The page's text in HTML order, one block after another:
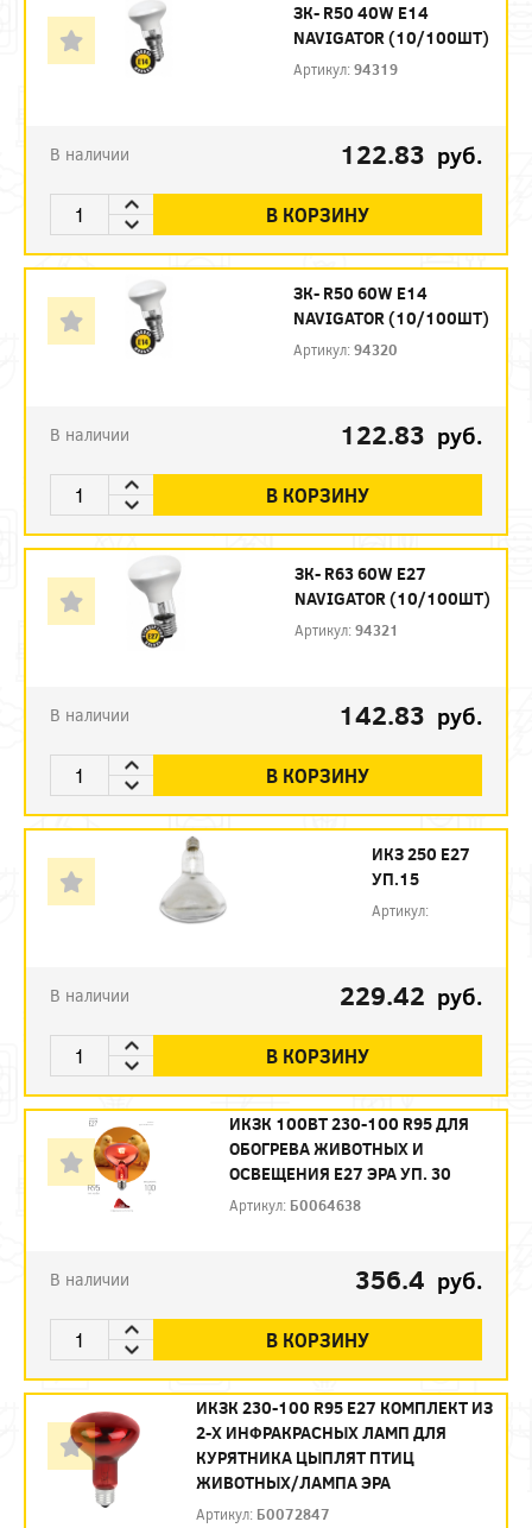
ЗК- R50 40W E14
NAVIGATOR (10/100ШТ)
Артикул:94319
В наличии 122.83 руб.
В КОРЗИНУ
ЗК- R50 60W E14
NAVIGATOR (10/100ШТ)
Артикул:94320
В наличии 122.83 руб.
В КОРЗИНУ
ЗК- R63 60W E27
NAVIGATOR (10/100ШТ)
Артикул:94321
В наличии 142.83 руб.
В КОРЗИНУ
ИКЗ 250 Е27
УП.15
Артикул:
В наличии 229.42 руб.
В КОРЗИНУ
ИКЗК 100ВТ 230-100 R95 ДЛЯ
ОБОГРЕВА ЖИВОТНЫХ И
ОСВЕЩЕНИЯ Е27 ЭРА УП. 30
Артикул: Б0064638
В наличии 356.4 руб.
В КОРЗИНУ
ИКЗК 230-100 R95 E27 КОМПЛЕКТ ИЗ
2-Х ИНФРАКРАСНЫХ ЛАМП ДЛЯ
КУРЯТНИКА ЦЫПЛЯТ ПТИЦ
ЖИВОТНЫХ/ЛАМПА ЭРА
Артикул: Б0072847